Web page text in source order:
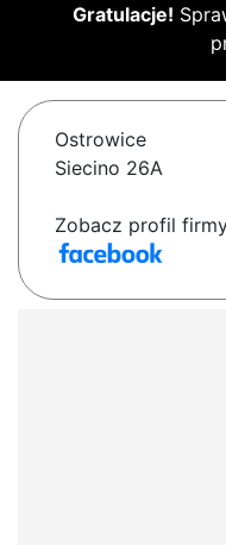
Gratulacje!
Ostrowice
Siecino 26A
Zobacz profil